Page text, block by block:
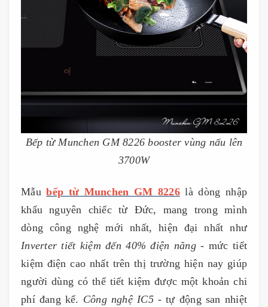
Bếp từ Munchen GM 8226 booster vùng nấu lên
3700W
Mẫubếp từ Munchen GM 8226là dòng nhập
khẩu nguyên chiếc từ Đức, mang trong mình
dòng công nghệ mới nhất, hiện đại nhất như
Inverter tiết kiệm đến 40% điện năng- mức tiết
kiệm điện cao nhất trên thị trường hiện nay giúp
người dùng có thể tiết kiệm được một khoản chi
phí đang kể. Công nghệ IC5- tự động san nhiệt